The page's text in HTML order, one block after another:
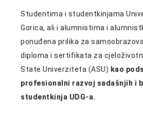
Studentima i studentkinjama
Gorica, ali i alumnistima i
ponuđena prilika za
diploma i sertifikata za
State Univerziteta (ASU) kao
profesionalni razvoj sadašnjih i
studentkinja UDG-a.